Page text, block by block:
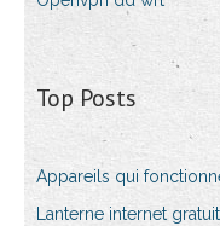
Top Posts
Appareils qui
Lanterne internet gratuit